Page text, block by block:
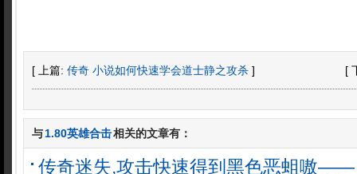
[ 上篇: 传奇 小说如何快速学会道士静之攻杀 ] [
与1.80英雄合击相关的文章有：
传奇迷失,攻击快速得到黑色恶蛆嗷——